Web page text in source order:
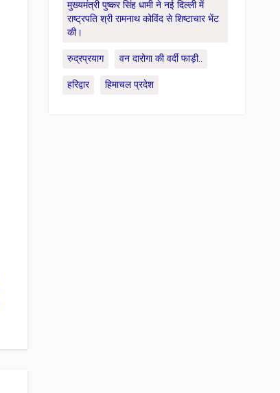
मुख्यमंत्री पुष्कर सिंह धामी ने नई दिल्ली में
राष्ट्रपति श्री रामनाथ कोविंद से शिष्टाचार भेंट
की।
रुद्रप्रयाग वन दारोगा की वर्दी फाड़ी..
हरिद्वार हिमाचल प्रदेश